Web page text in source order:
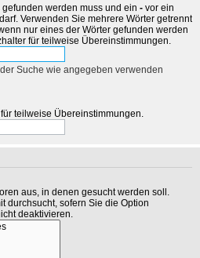
gefunden werden muss und ein - vor ein
Verwenden Sie mehrere Wörter getrennt
nur eines der Wörter gefunden werden
für teilweise Übereinstimmungen.
Suche wie angegeben verwenden
teilweise Übereinstimmungen.
aus, in denen gesucht werden soll.
durchsucht, sofern Sie die Option
deaktivieren.